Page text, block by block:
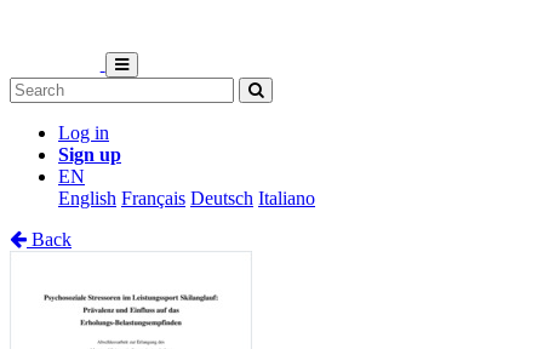
Log in
Sign up
EN
English Français Deutsch Italiano
Back